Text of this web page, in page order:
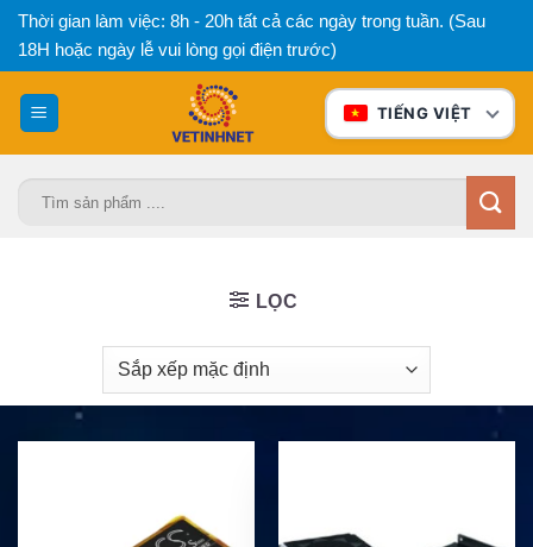
Bỏ
qua
nội
dung
Thời gian làm việc: 8h - 20h tất cả các ngày trong tuần. (Sau
18H hoặc ngày lễ vui lòng gọi điện trước)
TIẾNG VIỆT
LỌC